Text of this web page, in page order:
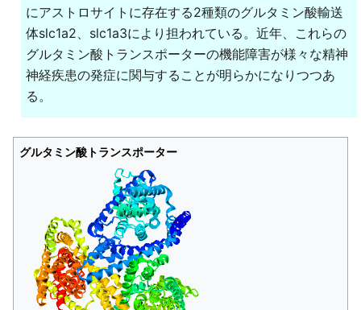
にアストロサイトに存在する2種類のグルタミン酸輸送
体slc1a2、slc1a3により担われている。近年、これらの
グルタミン酸トランスポーターの機能障害が様々な精神
神経疾患の発症に関与することが明らかになりつつあ
る。
グルタミン酸トランスポーター